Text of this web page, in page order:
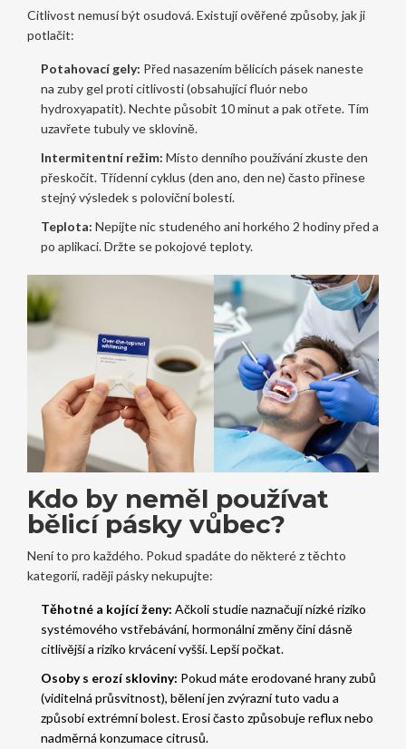
Citlivost nemusí být osudová. Existují ověřené způsoby, jak ji
potlačit:
Potahovací gely: Před nasazením bělicích pásek naneste
na zuby gel proti citlivosti (obsahující fluór nebo
hydroxyapatit). Nechte působit 10 minut a pak otřete. Tím
uzavřete tubuly ve sklovině.
Intermitentní režim: Místo denního používání zkuste den
přeskočit. Třídenní cyklus (den ano, den ne) často přinese
stejný výsledek s poloviční bolestí.
Teplota: Nepijte nic studeného ani horkého 2 hodiny před a
po aplikaci. Držte se pokojové teploty.
Kdo by neměl používat
bělicí pásky vůbec?
Není to pro každého. Pokud spadáte do některé z těchto
kategorií, raději pásky nekupujte:
Těhotné a kojící ženy: Ačkoli studie naznačují nízké riziko
systémového vstřebávání, hormonální změny činí dásně
citlivější a riziko krvácení vyšší. Lepší počkat.
Osoby s erozí skloviny: Pokud máte erodované hrany zubů
(viditelná průsvitnost), bělení jen zvýrazní tuto vadu a
způsobí extrémní bolest. Erosi často způsobuje reflux nebo
nadměrná konzumace citrusů.